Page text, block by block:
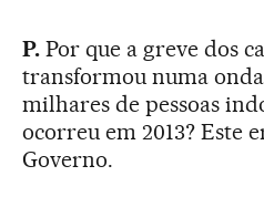
P.Por que a greve dos
transformou numa
milhares de pessoas
ocorreu em 2013? Este
Governo.